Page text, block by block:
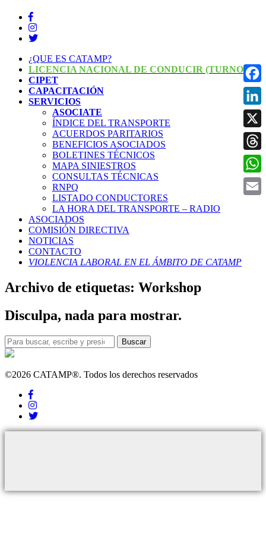
¿QUE ES CATAMP?
LICENCIA NACIONAL DE CONDUCIR (TURNOS)
CIPET
CAPACITACIÓN
SERVICIOS
ASOCIATE
ÍNDICE DEL TRANSPORTE
ACUERDOS PARITARIOS
BENEFICIOS ASOCIADOS
BOLETINES TÉCNICOS
MAPA SINIESTROS
CONSULTAS TÉCNICAS
RNPQ
LISTADO CONDUCTORES
LA HORA DEL TRANSPORTE – RADIO
ASOCIADOS
COMISIÓN DIRECTIVA
NOTICIAS
CONTACTO
VIOLENCIA LABORAL EN EL ÁMBITO DE CATAMP
Archivo de etiquetas: Workshop
Disculpa, nada para mostrar.
Buscar
©2026 CATAMP®. Todos los derechos reservados
X